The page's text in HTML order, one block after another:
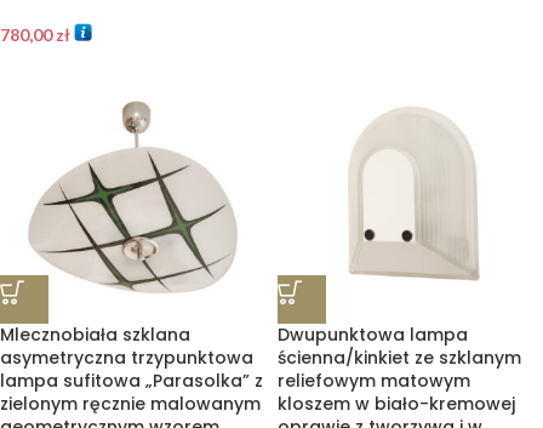
780,00zł
Mlecznobiała szklana
asymetryczna trzypunktowa
lampa sufitowa „Parasolka” z
zielonym ręcznie malowanym
Dwupunktowa lampa
ścienna/kinkiet ze szklanym
reliefowym matowym
kloszem w biało-kremowej